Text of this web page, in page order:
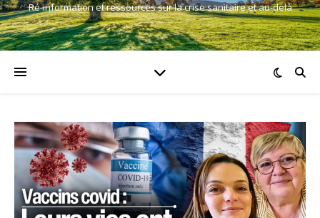
Ré-information et ressources sur la crise sanitaire et au-delà